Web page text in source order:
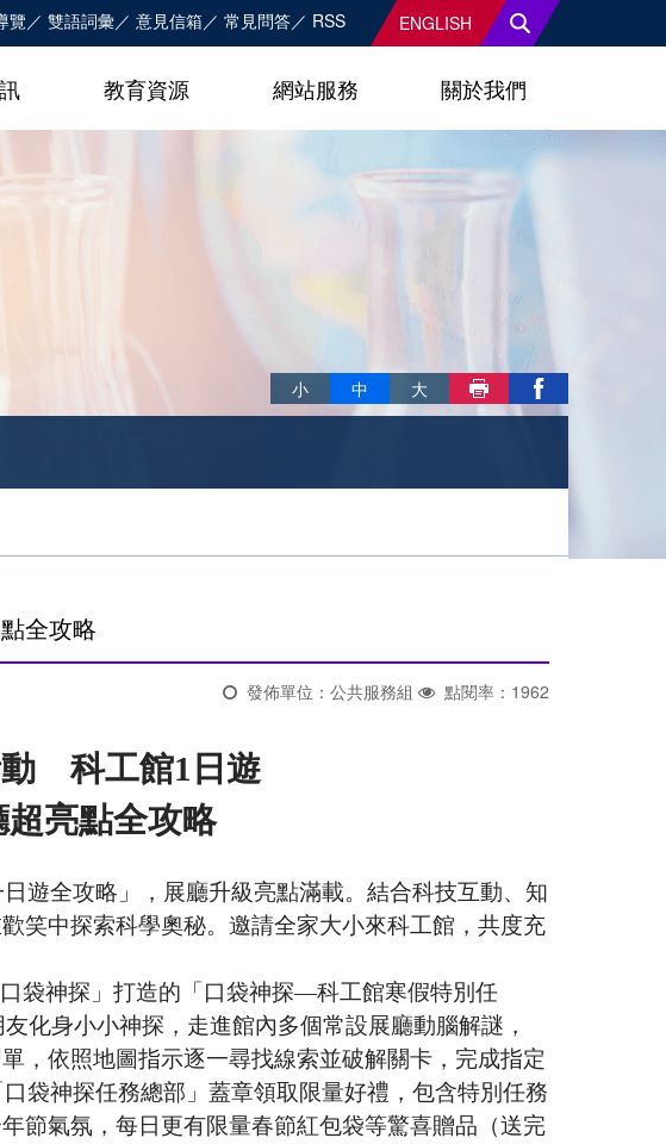
覽 雙語詞彙 意見信箱 常見問答 RSS ENGLISH
教育資源 網站服務 關於我們
略過字型切換，社群分享工具列
小
中 大
全攻略
發佈單位：公共服務組 點閱率：1962
動 科工館1日遊
超亮點全攻略
遊全攻略」，展廳升級亮點滿載。結合科技互動、知
笑中探索科學奧秘。邀請全家大小來科工館，共度充
袋神探」打造的「口袋神探—科工館寒假特別任
化身小小神探，走進館內多個常設展廳動腦解謎，
，依照地圖指示逐一尋找線索並破解關卡，完成指定
袋神探任務總部」蓋章領取限量好禮，包含特別任務
節氣氛，每日更有限量春節紅包袋等驚喜贈品（送完